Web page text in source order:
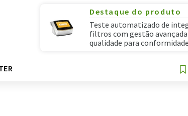
Destaque do produto
Teste automatizado de
filtros com gestão avançada
qualidade para